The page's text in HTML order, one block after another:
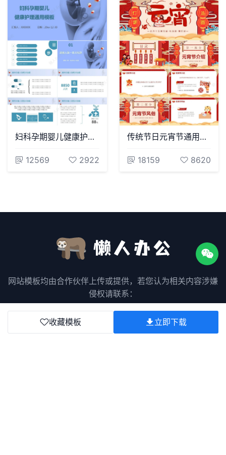
收藏模板 立即下载
妇科孕期婴儿健康护理通用PPT模板
12569 2922
传统节日元宵节通用PPT模板(14)
18159 8620
网站模板均由合作伙伴上传或提供，若您认为相关内容涉嫌
侵权请联系：